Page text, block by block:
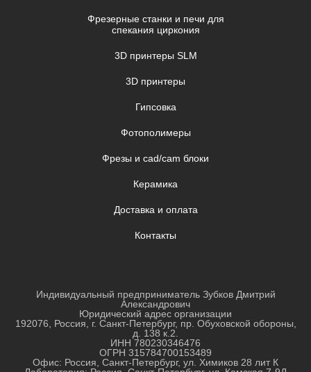
Фрезерные станки и печи для
спекания циркония
3D принтеры SLM
3D принтеры
Гипсовка
Фотополимеры
Фрезы и cad/cam блоки
Керамика
Доставка и оплата
Контакты
Индивидуальный предприниматель Зубков Дмитрий
Александрович
Юридический адрес организации
192076, Россия, г. Санкт-Петербург, пр. Обуховской обороны,
д. 138 к.2.
ИНН 780230346476
ОГРН 315784700153489
Офис: Россия, Санкт-Петербург, ул. Химиков 28 лит К